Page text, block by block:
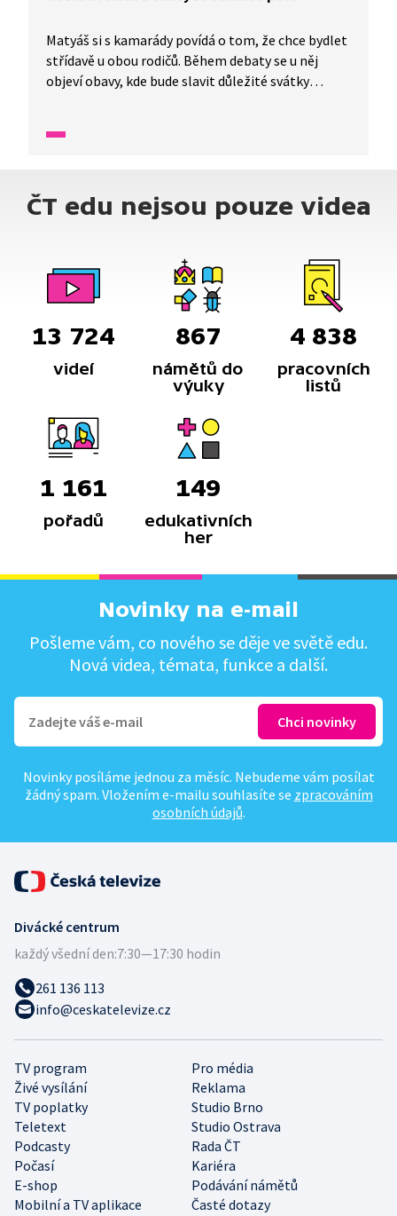
Matyáš si s kamarády povídá o tom, že chce bydlet
střídavě u obou rodičů. Během debaty se u něj
objeví obavy, kde bude slavit důležité svátky
objevují i ve snech, kde se mu rodičovské spory
na střídavou péči.
ČT edu nejsou pouze videa
13 724
videí
867
námětů do
výuky
4 838
pracovních
listů
1 161
pořadů
149
edukativních
her
Novinky na e-mail
Pošleme vám, co nového se děje ve světě edu.
Nová videa, témata, funkce a další.
Novinky posíláme jednou za měsíc. Nebudeme vám posílat
žádný spam. Vložením e-mailu souhlasíte se zpracováním
osobních údajů.